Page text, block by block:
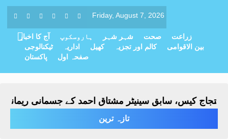
Friday, August 7, 2026
آج کا اخبار ہاروسکوپ شہر شہر صحت
زراعت
ٹیکنالوجی
اداریہ کھیل کالم اور تجزیہ
بین الاقوامی
پاکستان
صفحہ اول
کیس، سابق سینیٹر مشتاق احمد کے جسمانی ریمانڈ میں 4 روز کی
تازہ ترین